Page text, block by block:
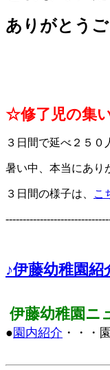
ありがとうご
園
☆修了児の集
３日間で延べ２５０
暑い中、本当にあり
３日間の様子は、 こ
♪伊藤幼稚園
伊藤幼稚園ニ
●園内紹介 ・・・